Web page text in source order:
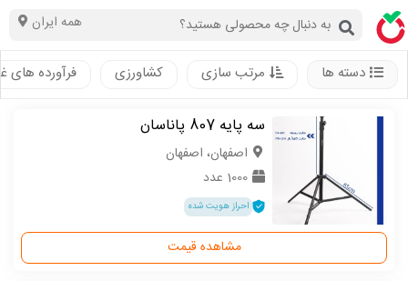
همه ایران
دسته ها مرتب سازی کشاورزی فرآورده های
سه پایه 807 پاناسان
اصفهان، اصفهان
1000 عدد
احراز هویت شده
مشاهده قیمت